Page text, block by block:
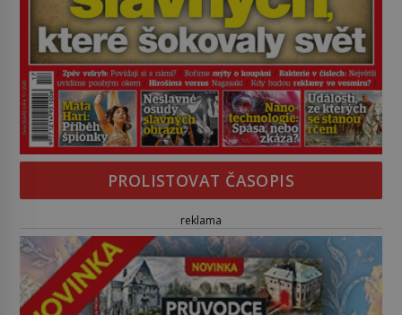
PROLISTOVAT ČASOPIS
reklama